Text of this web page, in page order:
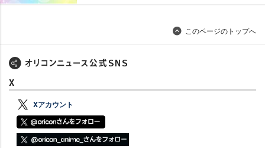
このページのトップへ
X
Xアカウント